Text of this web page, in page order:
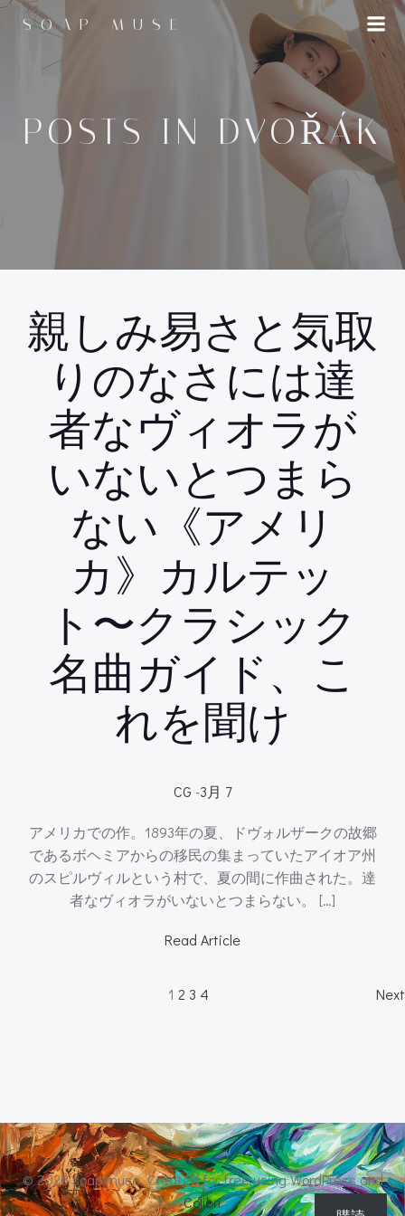
コ
SOAP MUSE
POSTS IN DVOŘÁK
親しみ易さと気取
りのなさには達
者なヴィオラが
いないとつまら
ない《アメリ
カ》カルテッ
ト〜クラシック
名曲ガイド、こ
れを聞け
CG -3月 7
アメリカでの作。1893年の夏、ドヴォルザークの故郷
であるボヘミアからの移民の集まっていたアイオア州
のスピルヴィルという村で、夏の間に作曲された。達
者なヴィオラがいないとつまらない。 […]
Read Article
Page
1 Page
2 Page
3 Page
4 Next
© 2026 soap muse. Created for free using WordPress and
Colibri